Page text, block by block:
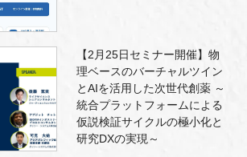
【2月25日セミナー開催】物
理ベースのバーチャルツイン
とAIを活用した次世代創薬 ～
統合プラットフォームによる
仮説検証サイクルの極小化と
研究DXの実現～